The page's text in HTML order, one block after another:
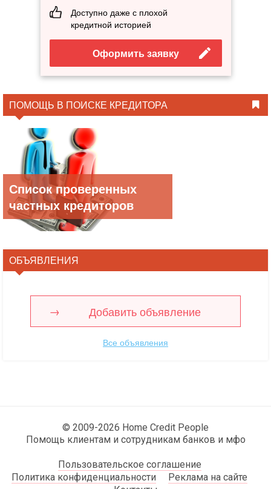
Доступно даже с плохой
кредитной историей
Оформить заявку
ПОМОЩЬ В ПОИСКЕ КРЕДИТОРА
Список проверенных
частных кредиторов
ОБЪЯВЛЕНИЯ
Добавить объявление
Все объявления
© 2009-2026 Home Credit People
Помощь клиентам и сотрудникам банков и мфо
Пользовательское соглашение
Политика конфиденциальности
Реклама на сайте